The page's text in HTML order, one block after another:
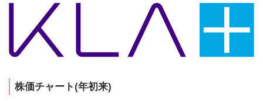
株価チャート(年初来)